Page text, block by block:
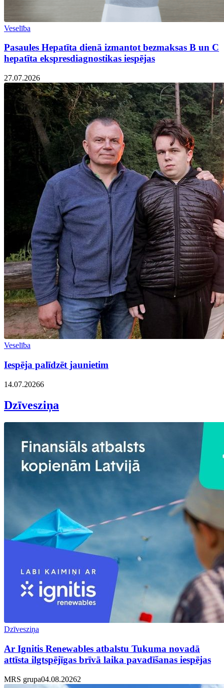
Veselība
Pasaules Hepatīta dienā izmantot bezmaksas B un C
hepatīta ekspresdiagnostikas iespējas
27.07.2026
Veselība
Iespēja palīdzēt jaunietim
14.07.20266
Dzīvesziņa
Dzīvesziņa
Ar Ignitis Renewables atbalstu Tukuma novadā
attīsta ilgtspējīgas brīvā laika pavadīšanas iespējas
MRS grupa04.08.20262